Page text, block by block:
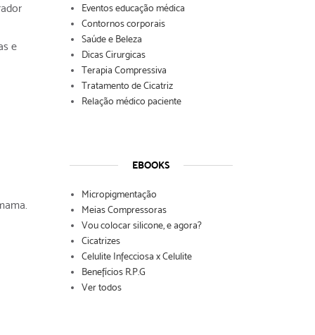
e
Eventos educação médica
Contornos corporais
Saúde e Beleza
Dicas Cirurgicas
Terapia Compressiva
Tratamento de Cicatriz
Relação médico paciente
EBOOKS
Micropigmentação
Meias Compressoras
Vou colocar silicone, e agora?
Cicatrizes
Celulite Infecciosa x Celulite
Benefícios R.P.G
Ver todos